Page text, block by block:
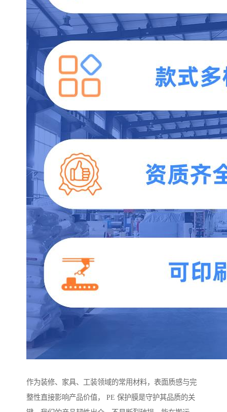
作为装修、家具、工装领域的常用材料，表面质感与完
整性直接影响产品价值， PE 保护膜是守护其品质的关